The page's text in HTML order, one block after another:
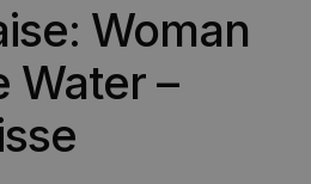
Woman
Water –